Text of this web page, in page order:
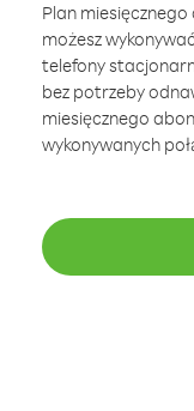
Plan
możesz
telefony
bez potrzeby
miesięcznego
wykonywanych